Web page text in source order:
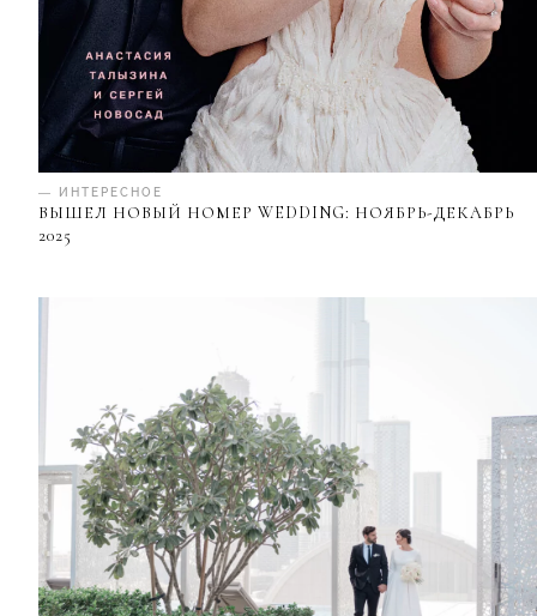
— ИНТЕРЕСНОЕ
ВЫШЕЛ НОВЫЙ НОМЕР WEDDING: НОЯБРЬ-ДЕКАБРЬ
2025